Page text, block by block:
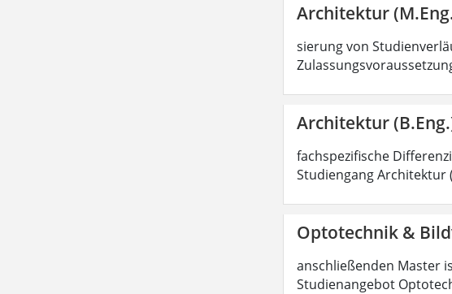
Architektur
sierung von
Architektur
fachspezifische
Studiengang Architektur
Optotechnik &
anschließenden Master
Studienangebot